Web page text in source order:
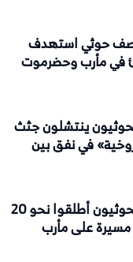
في قصف حوثي استهدف
في مأرب وحضرموت
ينتشلون جثث
في نفق بين
مقتل وإصابة 16 مدنيا.. الحوثيون أطلقوا نحو 20